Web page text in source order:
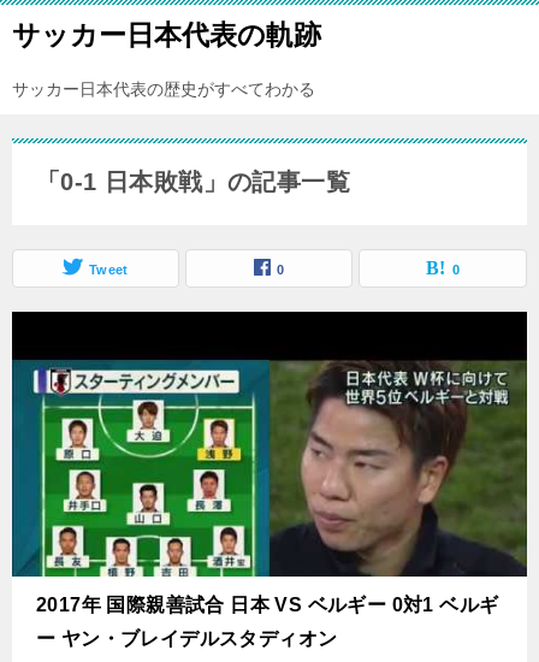
サッカー日本代表の軌跡
サッカー日本代表の歴史がすべてわかる
「0-1 日本敗戦」の記事一覧
Tweet 0 0
2017年 国際親善試合 日本 VS ベルギー 0対1 ベルギ
ー ヤン・ブレイデルスタディオン